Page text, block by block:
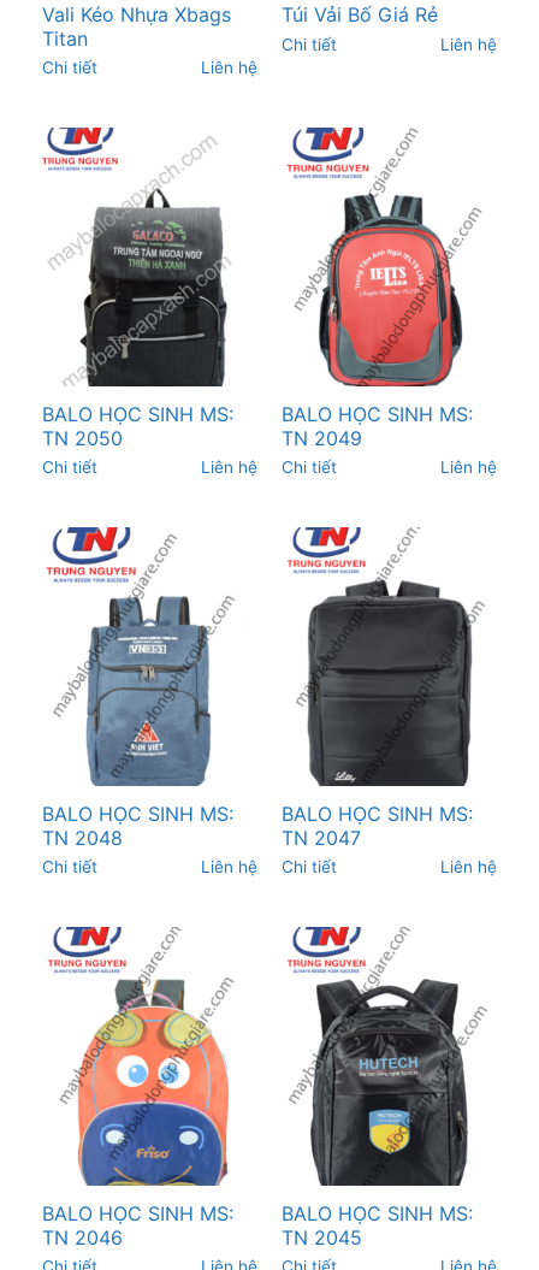
Vali Kéo Nhựa Xbags
Titan
Chi tiết Liên hệ
Túi Vải Bố Giá Rẻ
Chi tiết Liên hệ
BALO HỌC SINH MS:
TN 2050
Chi tiết Liên hệ
BALO HỌC SINH MS:
TN 2049
Chi tiết Liên hệ
BALO HỌC SINH MS:
TN 2048
Chi tiết Liên hệ
BALO HỌC SINH MS:
TN 2047
Chi tiết Liên hệ
BALO HỌC SINH MS:
TN 2046
BALO HỌC SINH MS:
TN 2045